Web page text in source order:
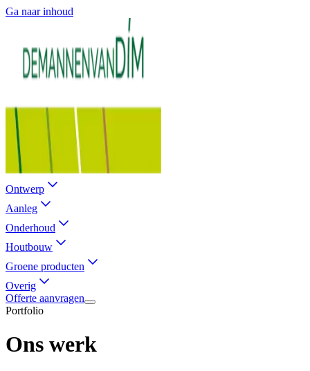
Ga naar inhoud
Ontwerp
Aanleg
Onderhoud
Houtbouw
Groene producten
Overig
Offerte aanvragen
Portfolio
Ons werk